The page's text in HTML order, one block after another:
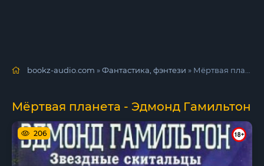
bookz-audio.com »Фантастика, фэнтези » Мёртвая планета - Эдмонд Гамильтон
Мёртвая планета - Эдмонд Гамильтон
206